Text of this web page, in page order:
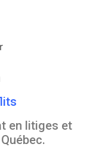
en litiges et